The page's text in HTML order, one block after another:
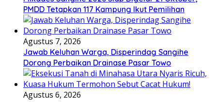
PMDD Tetapkan 117 Kampung Ikut Pemilihan
Agustus 7, 2026
Jawab Keluhan Warga, Disperindag Sangihe
Dorong Perbaikan Drainase Pasar Towo
Agustus 6, 2026